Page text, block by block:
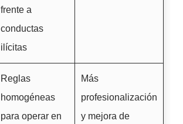
frente a
conductas
ilícitas
Reglas
homogéneas
para operar en
Más
profesionalización
y mejora de